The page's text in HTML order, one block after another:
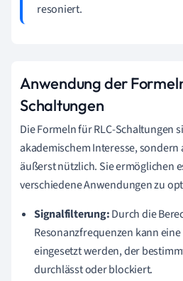
resoniert.
Anwendung der
Schaltungen
Die Formeln für RLC-Schaltungen
akademischem Interesse, sondern
äußerst nützlich. Sie ermöglichen
verschiedene Anwendungen zu
Signalfilterung:Durch die
Resonanzfrequenzen kann
eingesetzt werden, der
durchlässt oder blockiert.